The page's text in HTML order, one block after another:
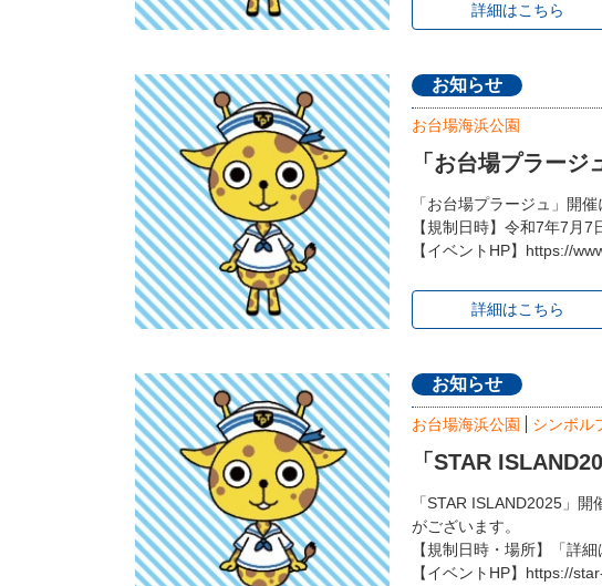
詳細はこちら
お知らせ
お台場海浜公園
「お台場プラー
「お台場プラージュ」開
【規制日時】令和7年7月7
【イベントHP】https://
詳細はこちら
お知らせ
お台場海浜公園 シンボル
「STAR
「STAR ISLAND2025」
がございます。
【規制日時・場所】「詳
【イベントHP】https://